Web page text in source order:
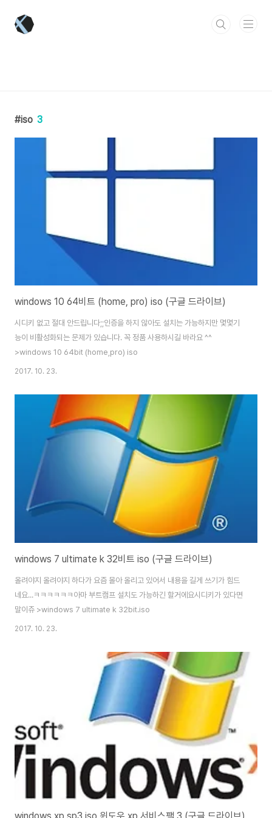
iso 3
windows 10 64비트 (home, pro) iso (구글 드라이브)
시디키 없고 절대 안드립니다;;인증을 하지 않아도 설치는 가능하지만 몇몇기
능이 비활성화되는 문제가 있습니다. 꼭 정품 사용하시길 바라요 ^^
>windows 10 64bit (home,pro) iso
2017. 10. 23.
windows 7 ultimate k 32비트 iso (구글 드라이브)
올려야지 올려야지 하다가 요즘 몰아 올리고 있어서 내용을 길게 쓰기가 힘드
네요...ㅋㅋㅋㅋㅋㅋ아마 부트캠프 설치도 가능하긴 할거에요시디키가 있다면
말이쥬 >windows 7 ultimate k 32bit.iso
2017. 10. 23.